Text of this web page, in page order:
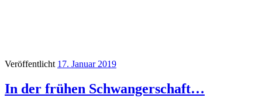
Veröffentlicht 17. Januar 2019
In der frühen Schwangerschaft…